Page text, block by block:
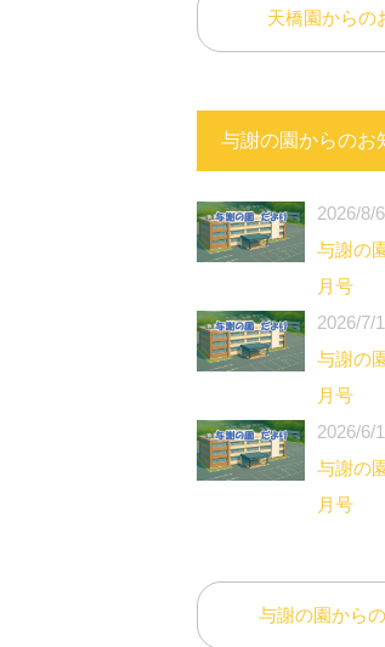
天橋園からの
与謝の園からのお
2026/8/6
与謝の
月号
2026/7/
与謝の
月号
2026/6/
与謝の
月号
与謝の園から